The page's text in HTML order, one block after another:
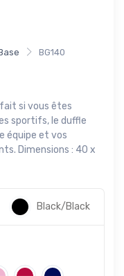
BG140
si vous êtes
sportifs, le duffle
équipe et vos
Dimensions : 40 x
Black/Black